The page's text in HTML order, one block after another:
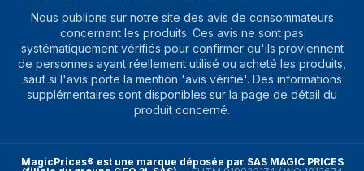
Nous publions sur notre site des avis de consommateurs
concernant les produits. Ces avis ne sont pas
systématiquement vérifiés pour confirmer qu'ils proviennent
de personnes ayant réellement utilisé ou acheté les produits,
sauf si l'avis porte la mention 'avis vérifié'. Des informations
supplémentaires sont disponibles sur la page de détail du
produit concerné.
MagicPrices® est une marque déposée par SAS MAGIC PRICES